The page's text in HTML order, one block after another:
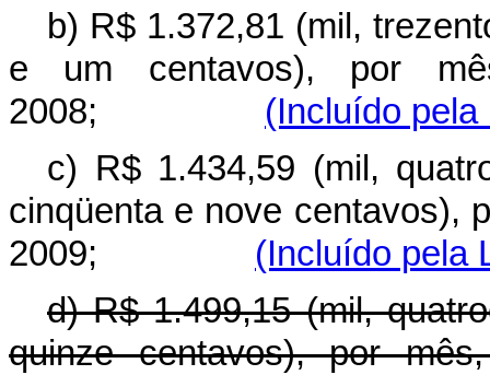
b) R$ 1.372,81 (mil,
e um centavos), por
2008; (Incluído pela
c) R$ 1.434,59 (mil,
cinqüenta e nove centavos),
2009; (Incluído pela
d) R$ 1.499,15 (mil,
quinze centavos), por